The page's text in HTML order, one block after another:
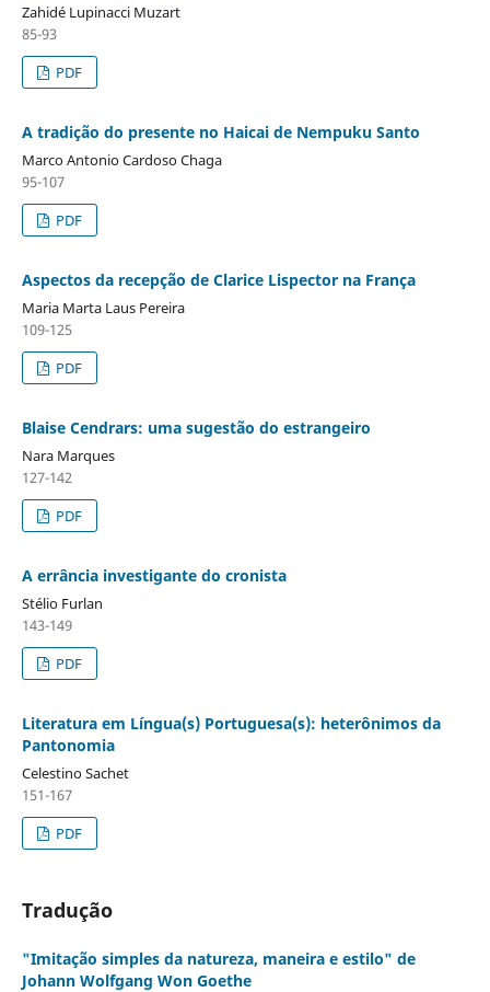
Zahidé Lupinacci Muzart
85-93
PDF
A tradição do presente no Haicai de Nempuku Santo
Marco Antonio Cardoso Chaga
95-107
PDF
Aspectos da recepção de Clarice Lispector na França
Maria Marta Laus Pereira
109-125
PDF
Blaise Cendrars: uma sugestão do estrangeiro
Nara Marques
127-142
PDF
A errância investigante do cronista
Stélio Furlan
143-149
PDF
Literatura em Língua(s) Portuguesa(s): heterônimos da
Pantonomia
Celestino Sachet
151-167
PDF
Tradução
"Imitação simples da natureza, maneira e estilo" de
Johann Wolfgang Won Goethe